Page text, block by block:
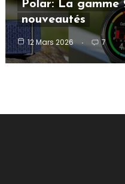
Polar: La gamme
nouveautés
12 Mars 2026 7